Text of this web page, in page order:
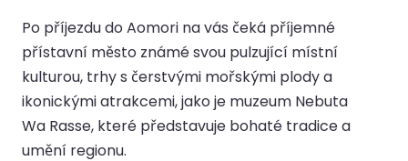
Po příjezdu do Aomori na vás čeká příjemné
přístavní město známé svou pulzující místní
kulturou, trhy s čerstvými mořskými plody a
ikonickými atrakcemi, jako je muzeum Nebuta
Wa Rasse, které představuje bohaté tradice a
umění regionu.